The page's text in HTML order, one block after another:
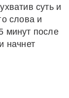
суть и
слова и
минут после
начнет